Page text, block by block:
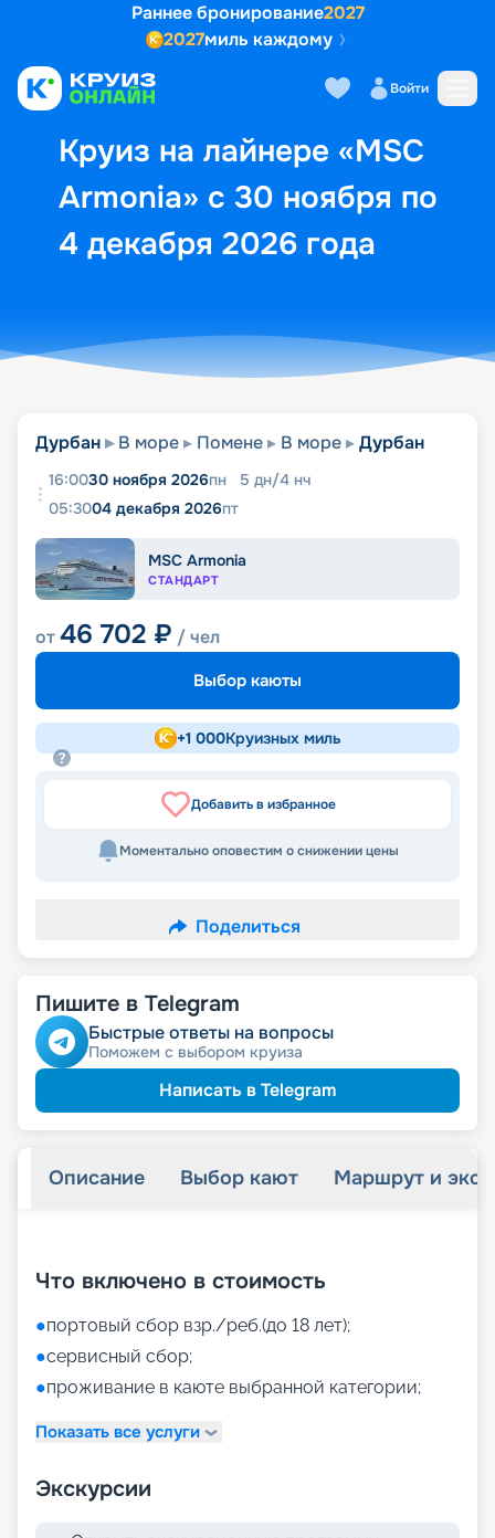
Раннее бронирование2027
2027миль каждому
Войти
Круиз на лайнере «MSC
Armonia» с 30 ноября по
4 декабря 2026 года
Выбор кают Маршрут и
Дурбан В море Помене В море Дурбан
16:0030 ноября 2026пн 5 дн/4 нч
05:3004 декабря 2026пт
MSC Armonia
СТАНДАРТ
от46 702 ₽ / чел
Выбор каюты
+1 000Круизных миль
Добавить в избранное
Моментально оповестим о снижении цены
Поделиться
Пишите в Telegram
Быстрые ответы на вопросы
Поможем с выбором круиза
Написать в Telegram
Описание Выбор кают Маршрут и
Что включено в стоимость
●портовый сбор взр./реб.(до 18 лет);
●сервисный сбор;
●проживание в каюте выбранной категории;
Показать все услуги
Экскурсии